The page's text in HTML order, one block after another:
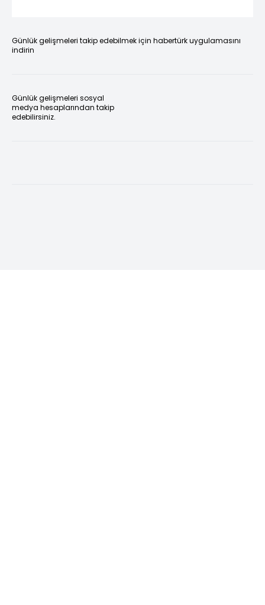
Günlük gelişmeleri takip edebilmek için habertürk uygulamasını
indirin
Günlük gelişmeleri sosyal
medya hesaplarından takip
edebilirsiniz.